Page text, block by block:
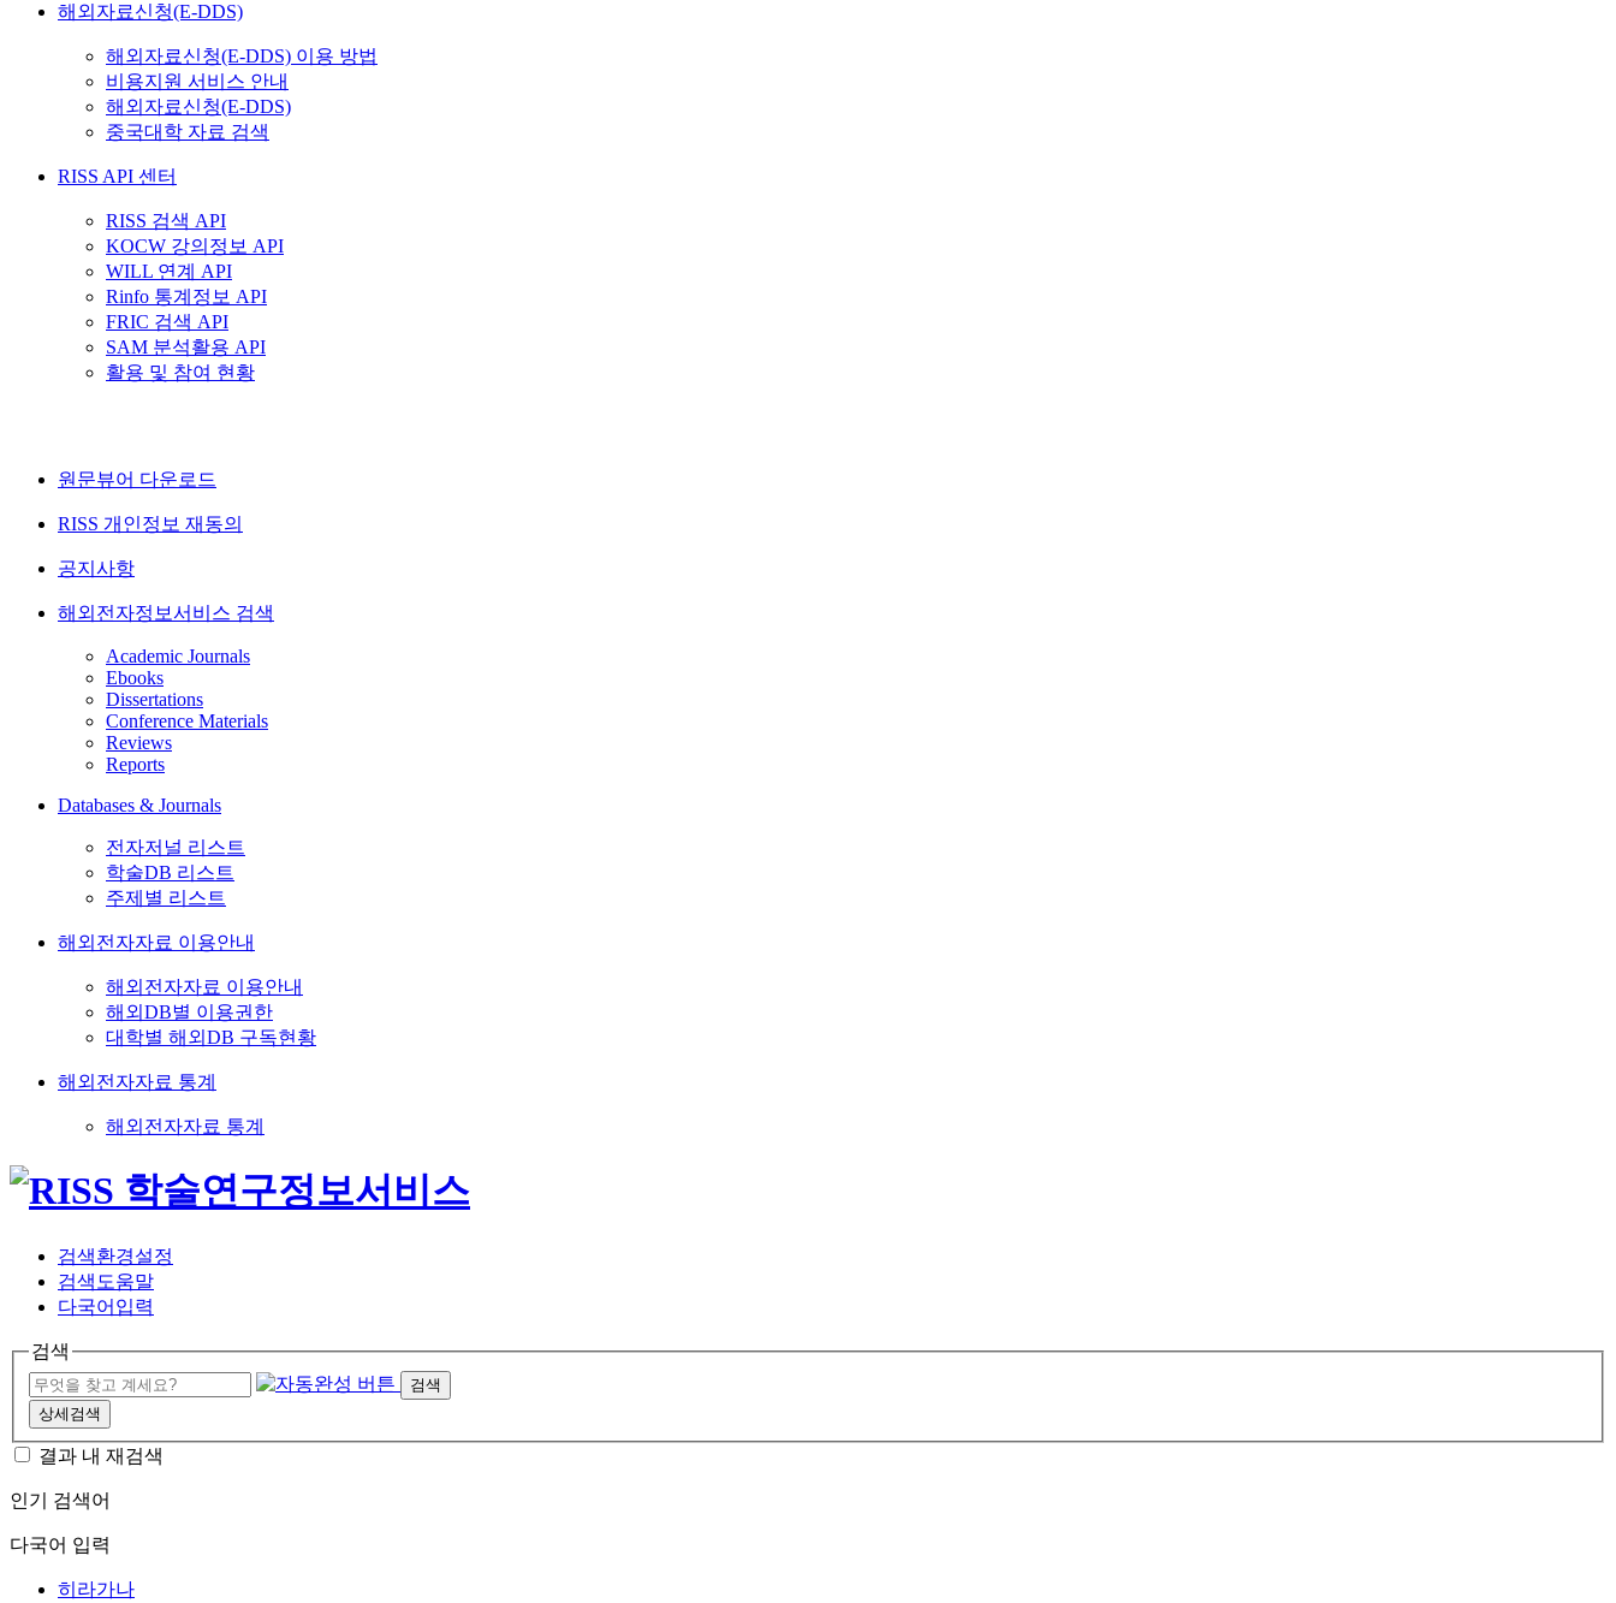
해외자료신청(E-DDS)
해외자료신청(E-DDS) 이용 방법
비용지원 서비스 안내
해외자료신청(E-DDS)
중국대학 자료 검색
RISS API 센터
RISS 검색 API
KOCW 강의정보 API
WILL 연계 API
Rinfo 통계정보 API
FRIC 검색 API
SAM 분석활용 API
활용 및 참여 현황
원문뷰어 다운로드
RISS 개인정보 재동의
공지사항
해외전자정보서비스 검색
Academic Journals
Ebooks
Dissertations
Conference Materials
Reviews
Reports
Databases & Journals
전자저널 리스트
학술DB 리스트
주제별 리스트
해외전자자료 이용안내
해외전자자료 이용안내
해외DB별 이용권한
대학별 해외DB 구독현황
해외전자자료 통계
해외전자자료 통계
검색환경설정
검색도움말
다국어입력
검색
검색
상세검색
결과 내 재검색
인기 검색어
다국어 입력
히라가나